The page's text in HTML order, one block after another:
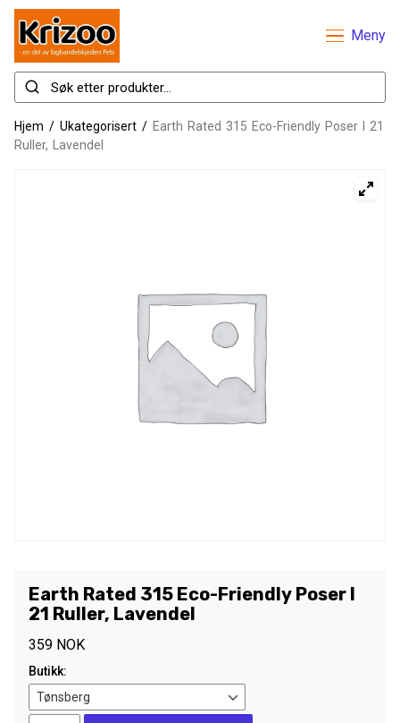
Meny
Hjem / Ukategorisert / Earth Rated 315 Eco-Friendly Poser I 21
Ruller, Lavendel
Earth Rated 315 Eco-Friendly Poser I
21 Ruller, Lavendel
359 NOK
Butikk: